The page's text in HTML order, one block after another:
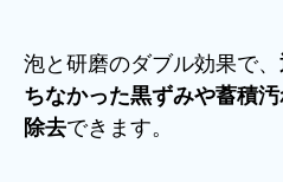
泡と研磨のダブル効果で、
ちなかった黒ずみや蓄積
除去できます。